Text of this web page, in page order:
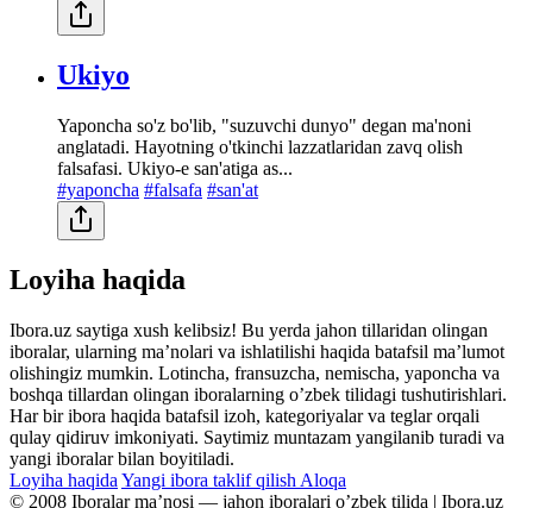
Ukiyo
Yaponcha so'z bo'lib, "suzuvchi dunyo" degan ma'noni
anglatadi. Hayotning o'tkinchi lazzatlaridan zavq olish
falsafasi. Ukiyo-e san'atiga as...
#yaponcha #falsafa #san'at
Loyiha haqida
Ibora.uz saytiga xush kelibsiz! Bu yerda jahon tillaridan olingan
iboralar, ularning maʼnolari va ishlatilishi haqida batafsil maʼlumot
olishingiz mumkin. Lotincha, fransuzcha, nemischa, yaponcha va
boshqa tillardan olingan iboralarning oʼzbek tilidagi tushutirishlari.
Har bir ibora haqida batafsil izoh, kategoriyalar va teglar orqali
qulay qidiruv imkoniyati. Saytimiz muntazam yangilanib turadi va
yangi iboralar bilan boyitiladi.
Loyiha haqida Yangi ibora taklif qilish Aloqa
© 2008 Iboralar maʼnosi — jahon iboralari oʼzbek tilida | Ibora.uz